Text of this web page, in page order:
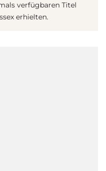
verfügbaren Titel
erhielten.